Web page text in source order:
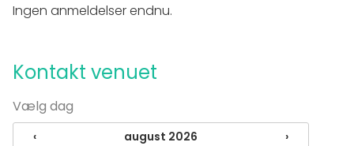
Eventtyper
Frokost / Middag
Konference / Kursus
Messe / Udstilling
Ingen anmeldelser endnu.
Kontakt venuet
Vælg dag
‹ august 2026 ›